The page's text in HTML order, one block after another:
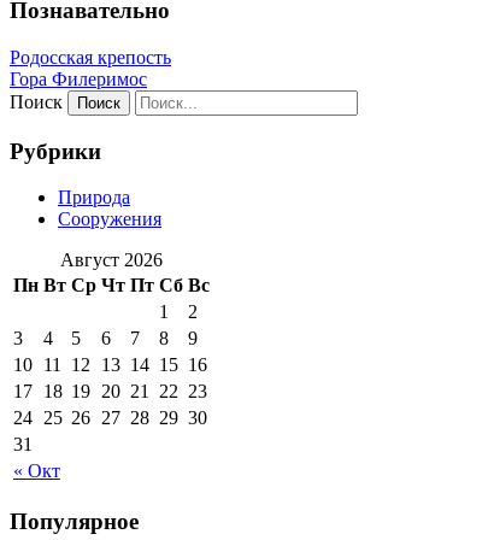
Познавательно
Родосская крепость
Гора Филеримос
Поиск
Рубрики
Природа
Сооружения
Август 2026
Пн Вт Ср Чт Пт Сб Вс
« Окт
1
2
3
4 5 6 7 8
9
10 11 12 13 14 15 16
17 18 19 20 21 22 23
24 25 26 27 28 29 30
31
Популярное